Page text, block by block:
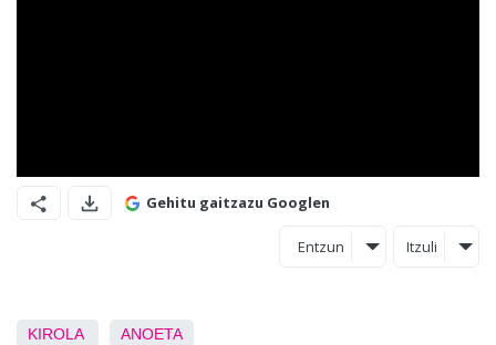
Gehitu gaitzazu Googlen
Entzun Itzuli
KIROLA ANOETA